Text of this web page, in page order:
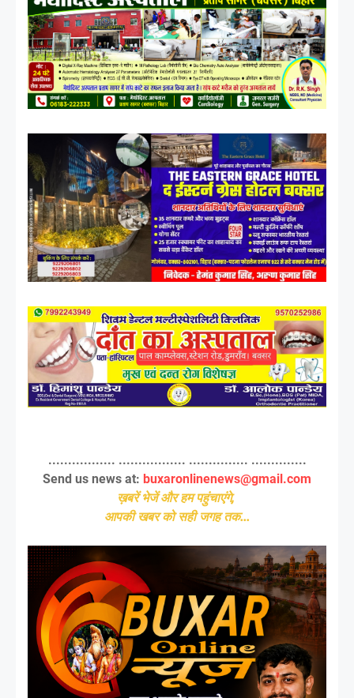
................. ................. ............... ..............
Send us news at: buxaronlinenews@gmail.com
ख़बरें भेजें और हम पहुंचाएंगे,
आपकी खबर को सही जगह तक...